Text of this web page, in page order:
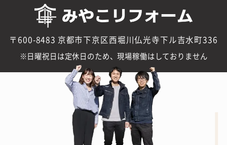
〒600-8483 京都市下京区西堀川仏光寺下ル吉水町336
日曜祝日は定休日のため、現場稼働はしておりません